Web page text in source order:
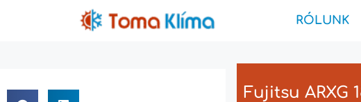
RÓLUNK
Fujitsu ARXG